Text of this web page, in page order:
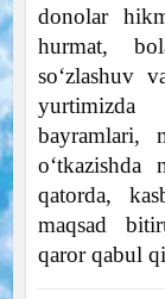
donolar
hurmat,
so‘zlashuv
bayramlari,
qatorda,
maqsad
qaror qabul